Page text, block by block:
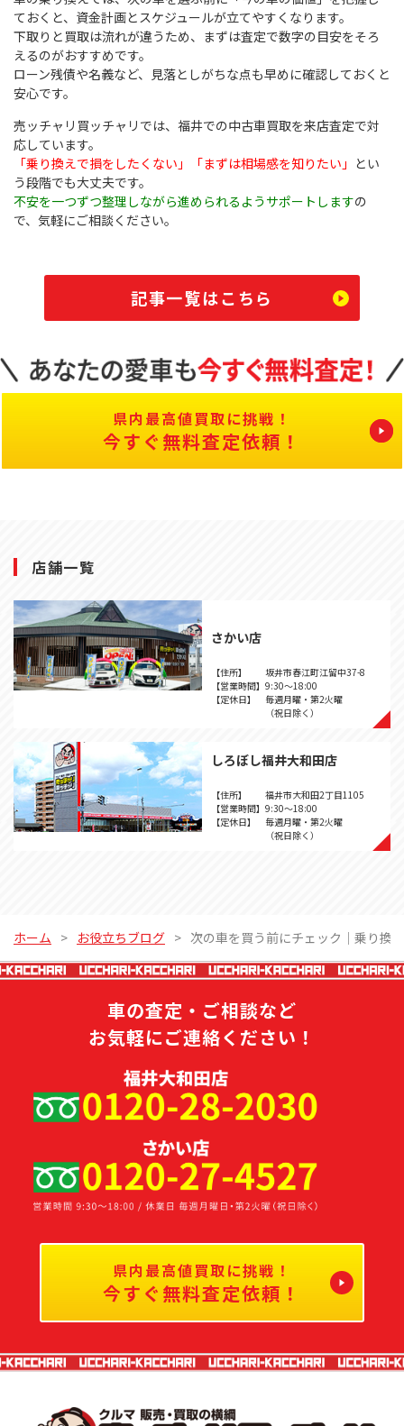
ておくと、資金計画とスケジュールが立てやすくなります。
下取りと買取は流れが違うため、まずは査定で数字の目安をそろ
えるのがおすすめです。
ローン残債や名義など、見落としがちな点も早めに確認しておくと
安心です。
売ッチャリ買ッチャリでは、福井での中古車買取を来店査定で対
応しています。
「乗り換えで損をしたくない」「まずは相場感を知りたい」 とい
う段階でも大丈夫です。
不安を一つずつ整理しながら進められるようサポートしますの
で、気軽にご相談ください。
記事一覧はこちら
県内最高値買取に挑戦！
今すぐ無料査定依頼！
店舗一覧
さかい店
【住所】
坂井市春江町江留中37-8
【営業時間】 9:30～18:00
【定休日】
毎週月曜・第2火曜
（祝日除く）
しろぼし福井大和田店
【住所】
福井市大和田2丁目1105
【営業時間】 9:30～18:00
【定休日】
毎週月曜・第2火曜
（祝日除く）
ホーム お役立ちブログ 次の車を買う前にチェック｜乗り換
車の査定・ご相談など
お気軽にご連絡ください！
県内最高値買取に挑戦！
今すぐ無料査定依頼！